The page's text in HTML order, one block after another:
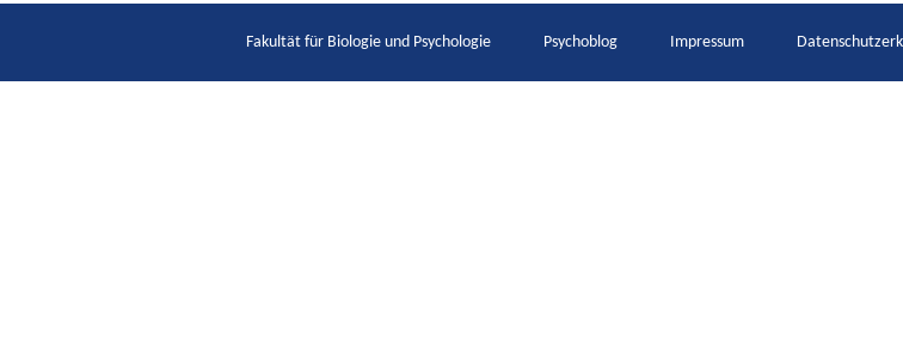
Fakultät für Biologie und Psychologie Psychoblog Impressum